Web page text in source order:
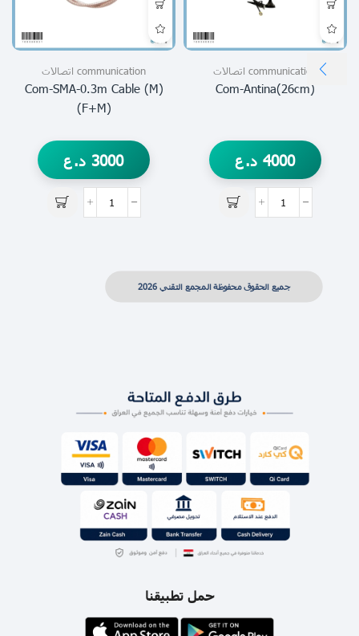
communication اتصالات
Com-Antina(26cm)
4000 د.ع
communication اتصالات
Com-SMA-0.3m Cable (m)
(f+m)
3000 د.ع
جميع الحقوق محفوظة المجمع التقني 2026
حمل تطبيقنا